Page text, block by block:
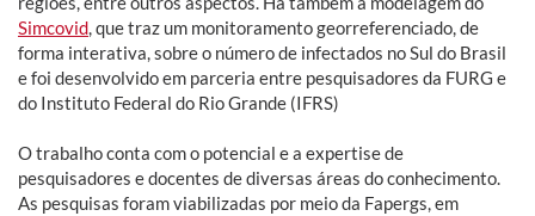
Simcovid, que traz um monitoramento georreferenciado, de
forma interativa, sobre o número de infectados no Sul do Brasil
e foi desenvolvido em parceria entre pesquisadores da FURG e
do Instituto Federal do Rio Grande (IFRS)
O trabalho conta com o potencial e a expertise de
pesquisadores e docentes de diversas áreas do conhecimento.
As pesquisas foram viabilizadas por meio da Fapergs, em